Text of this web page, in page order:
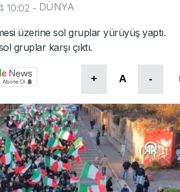
10:02 - DÜNYA
üzerine sol gruplar yürüyüş yaptı.
gruplar karşı çıktı.
+ A -